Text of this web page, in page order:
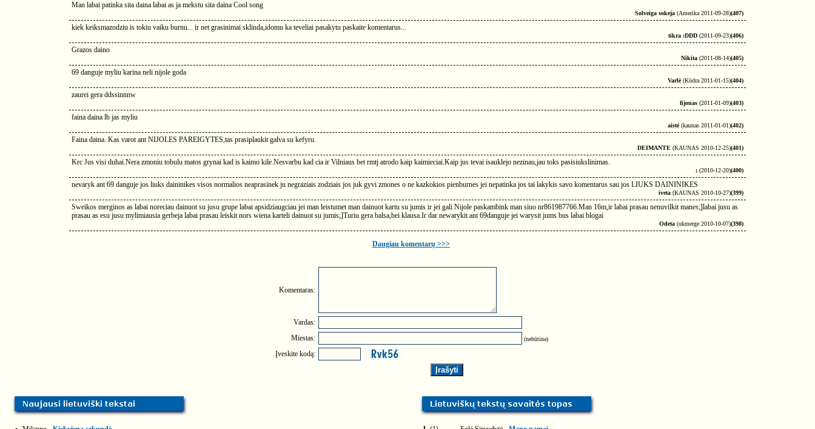
Man labai patinka sita daina labai as ja mekstu sita daina Cool song
Solveiga sokeja (Amerika 2011-09-28)(407)
kiek keiksmazodziu is tokiu vaiku burnu... ir net grasinimai sklinda,idomu ka teveliai pasakytu paskaite komentarus...
tikra :DDD (2011-09-23)(406)
Grazos daino
Nikita (2011-08-14)(405)
69 danguje myliu karina neli nijole goda
Varlė(Kūdra 2011-01-15)(404)
zaurei gera ddssinnnw
fijonas (2011-01-09)(403)
faina daina lb jas myliu
aistė(kaunas 2011-01-01)(402)
Faina daina. Kas varot ant NIJOLES PAREIGYTES,tas prasiplaukit galva su kefyru.
DEIMANTE (KAUNAS 2010-12-25)(401)
Krc Jus visi duhai.Nera zmoniu tobulu matos grynai kad is kaimo kile.Nesvarbu kad cia ir Vilniaus bet rmtj atrodo kaip kaimieciai.Kaip jus tevai isauklejo nezinau,jau toks pasisiukslinimas.
; (2010-12-20)(400)
nevaryk ant 69 danguje jos liuks daininikes visos normalios neaprasinek ju negraziais zodziais jos juk gyvi zmones o ne kazkokios pienburnes jei nepatinka jos tai lakykis savo komentarus sau jos LIUKS DAININIKES
iveta (KAUNAS 2010-10-27)(399)
Sweikos merginos as labai noreciau dainuot su jusu grupe labai apsidziaugciau jei man leistumet man dainuot kartu su jumis ir jei gali Nijole paskambink man siuo nr861987766.Man 16m,ir labai prasau nenuvilkit manes;]labai jusu as
prasau as esu jusu mylimiausia gerbeja labai prasau leiskit nors wiena karteli dainuot su jumis;]Turiu gera balsa,bei klausa.Ir dar newarykit ant 69danguje jei warysit jums bus labai blogai
Odeta (ukmerge 2010-10-07)(398)
Daugiau komentarų >>>
Komentaras:
Vardas:
Miestas:
(nebūtina)
Įveskite kodą: